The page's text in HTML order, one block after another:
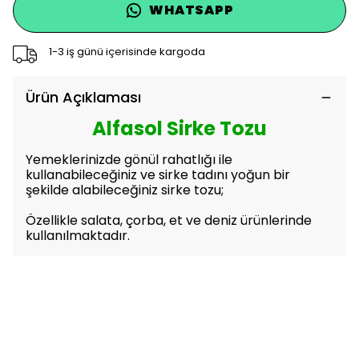
WHATSAPP
1-3 iş günü içerisinde kargoda
Ürün Açıklaması
Alfasol Sirke Tozu
Yemeklerinizde gönül rahatlığı ile
kullanabileceğiniz ve sirke tadını yoğun bir
şekilde alabileceğiniz sirke tozu;
Özellikle salata, çorba, et ve deniz ürünlerinde
kullanılmaktadır.